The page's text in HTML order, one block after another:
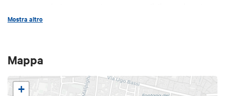
fumatori. Nel menu puoi trovare vini del territorio
della gastronomia applicata nei cocktails, un
esperti.
Mostra altro
Mappa
+